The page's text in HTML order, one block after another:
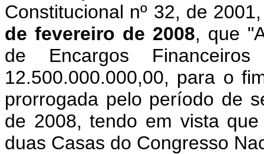
Constitucional nº 32, de
de fevereiro de 2008, que "
de Encargos
12.500.000.000,00, para o
prorrogada pelo período de
de 2008, tendo em vista
duas Casas do Congresso